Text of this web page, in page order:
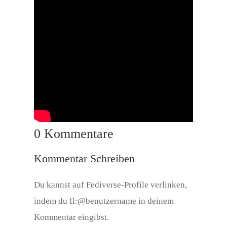
0 Kommentare
Kommentar Schreiben
Du kannst auf Fediverse-Profile verlinken,
indem du fl:@benutzername in deinem
Kommentar eingibst.